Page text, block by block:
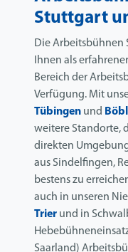
Stuttgart
Die Arbeitsbühnen
Ihnen als
Bereich der
Verfügung. Mit
Tübingen und
weitere Standorte,
direkten
aus Sindelfingen,
bestens zu
auch in unseren
Trier und in
Saarland)